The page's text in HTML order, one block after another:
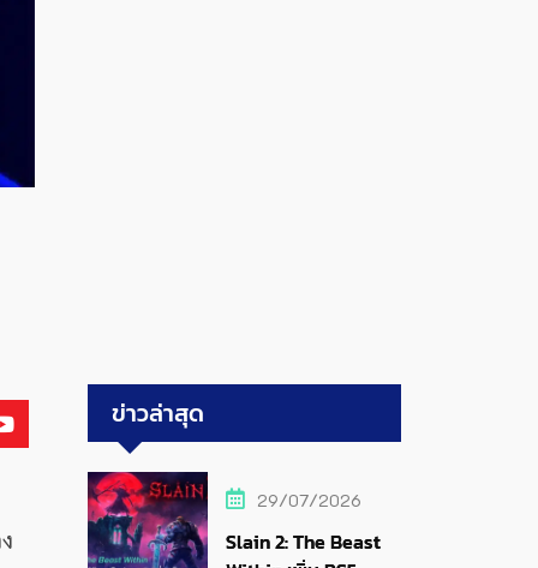
ข่าวล่าสุด
29/07/2026
Slain 2: The Beast